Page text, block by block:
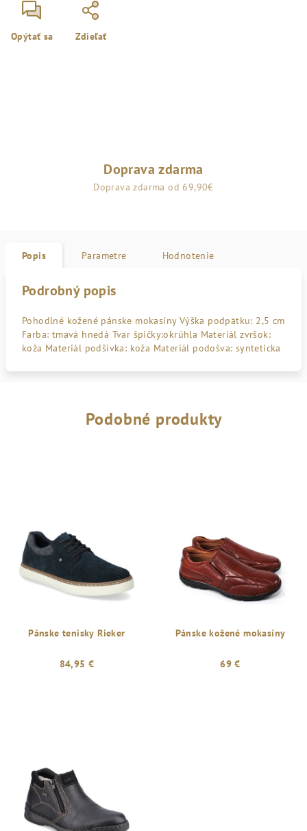
Opýtať sa Zdieľať
Doprava zdarma
Doprava zdarma od 69,90€
Popis Parametre Hodnotenie
Podrobný popis
Pohodlné kožené pánske mokasíny Výška podpätku: 2,5 cm
Farba: tmavá hnedá Tvar špičky:okrúhla Materiál zvršok:
koža Materiál podšívka: koža Materiál podošva: synteticka
Podobné produkty
Pánske tenisky Rieker
84,95 €
Pánske kožené mokasíny
69 €